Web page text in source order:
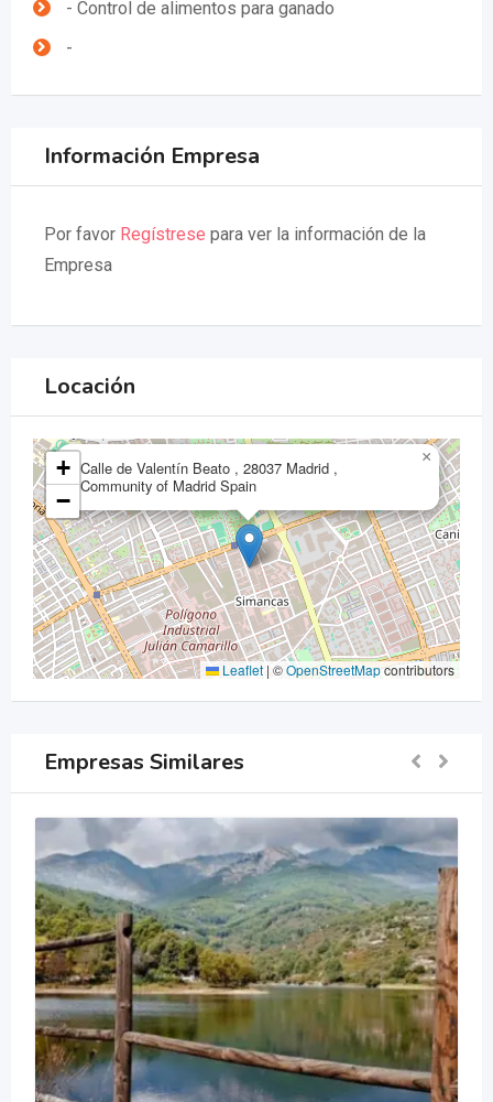
- Control de alimentos para ganado
-
Información Empresa
Por favor Regístrese para ver la información de la
Empresa
Locación
Calle de Valentín Beato , 28037 Madrid ,
Community of Madrid Spain
×
+
−
Leaflet | ©OpenStreetMapcontributors
Empresas Similares